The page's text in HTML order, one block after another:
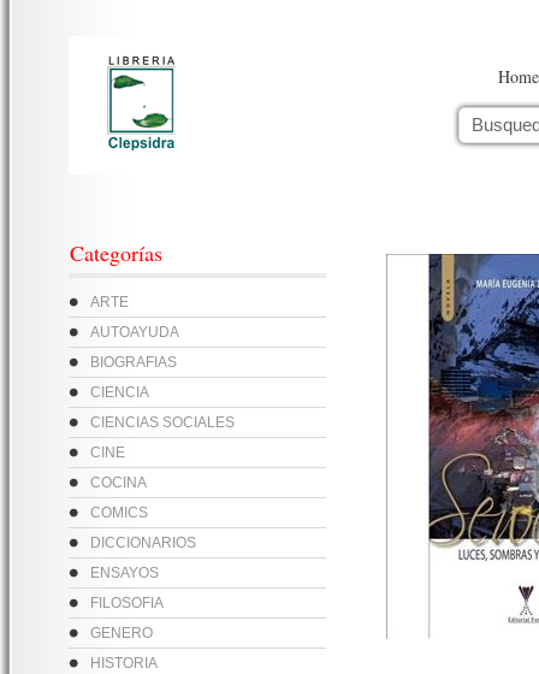
Home
Categorías
ARTE
AUTOAYUDA
BIOGRAFIAS
CIENCIA
CIENCIAS SOCIALES
CINE
COCINA
COMICS
DICCIONARIOS
ENSAYOS
FILOSOFIA
GENERO
HISTORIA